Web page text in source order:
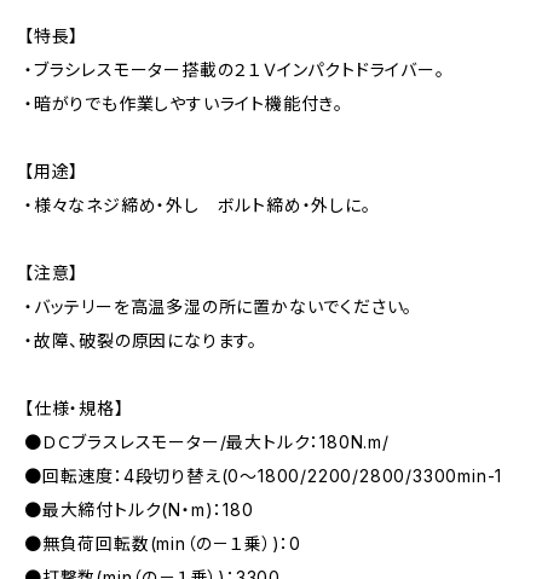
【特長】
・ブラシレスモーター搭載の２１Ｖインパクトドライバー。
・暗がりでも作業しやすいライト機能付き。
【用途】
・様々なネジ締め・外し ボルト締め・外しに。
【注意】
・バッテリーを高温多湿の所に置かないでください。
・故障、破裂の原因になります。
【仕様・規格】
●ＤＣブラスレスモーター/最大トルク：180N.m/
●回転速度：4段切り替え(0～1800/2200/2800/3300min-1
●最大締付トルク(N・m)：180
●無負荷回転数(min（の－１乗）)：0